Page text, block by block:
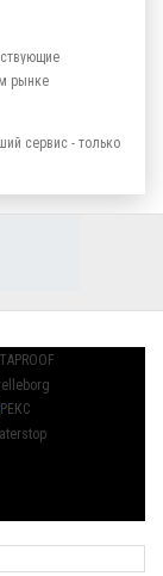
рынке
сервис - только